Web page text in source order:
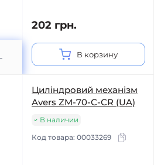
202 грн.
В корзину
Циліндровий механізм
Avers ZM-70-C-CR (UA)
В наличии
Код товара: 00033269